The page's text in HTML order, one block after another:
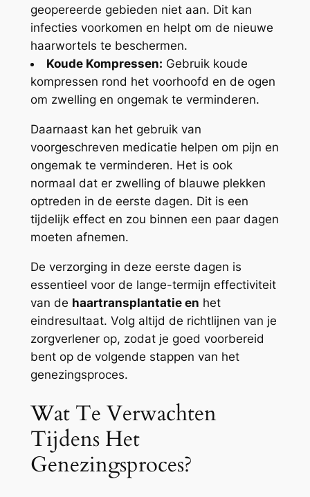
geopereerde gebieden niet aan. Dit kan
infecties voorkomen en helpt om de nieuwe
haarwortels te beschermen.
Koude Kompressen: Gebruik koude
kompressen rond het voorhoofd en de ogen
om zwelling en ongemak te verminderen.
Daarnaast kan het gebruik van
voorgeschreven medicatie helpen om pijn en
ongemak te verminderen. Het is ook
normaal dat er zwelling of blauwe plekken
optreden in de eerste dagen. Dit is een
tijdelijk effect en zou binnen een paar dagen
moeten afnemen.
De verzorging in deze eerste dagen is
essentieel voor de lange-termijn effectiviteit
van de haartransplantatie en het
eindresultaat. Volg altijd de richtlijnen van je
zorgverlener op, zodat je goed voorbereid
bent op de volgende stappen van het
genezingsproces.
Wat Te Verwachten
Tijdens Het
Genezingsproces?